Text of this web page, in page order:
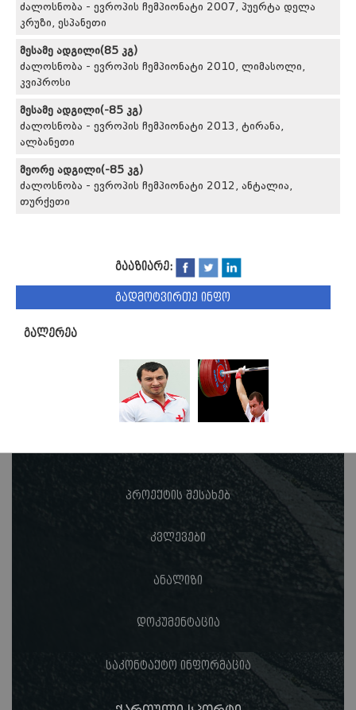
ძალოსნობა - ევროპის ჩემპიონატი 2007, პუერტა დელა
კრუზი, ესპანეთი
მესამე ადგილი(85 კგ)
ძალოსნობა - ევროპის ჩემპიონატი 2010, ლიმასოლი,
კვიპროსი
მესამე ადგილი(-85 კგ)
ძალოსნობა - ევროპის ჩემპიონატი 2013, ტირანა,
ალბანეთი
მეორე ადგილი(-85 კგ)
ძალოსნობა - ევროპის ჩემპიონატი 2012, ანტალია,
თურქეთი
გააზიარე:
გადმოტვირთე ინფო
გალერეა
პროექტის შესახებ
კვლევები
ანალიზი
დოკუმენტაცია
საკონტაქტო ინფორმაცია